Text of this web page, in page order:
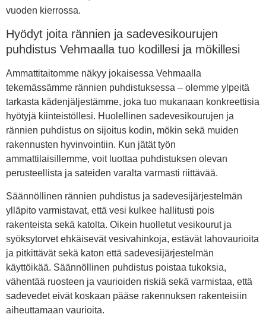
vuoden kierrossa.
Hyödyt joita rännien ja sadevesikourujen
puhdistus Vehmaalla tuo kodillesi ja mökillesi
Ammattitaitomme näkyy jokaisessa Vehmaalla
tekemässämme rännien puhdistuksessa – olemme ylpeitä
tarkasta kädenjäljestämme, joka tuo mukanaan konkreettisia
hyötyjä kiinteistöllesi. Huolellinen sadevesikourujen ja
rännien puhdistus on sijoitus kodin, mökin sekä muiden
rakennusten hyvinvointiin. Kun jätät työn
ammattilaisillemme, voit luottaa puhdistuksen olevan
perusteellista ja sateiden varalta varmasti riittävää.
Säännöllinen rännien puhdistus ja sadevesijärjestelmän
ylläpito varmistavat, että vesi kulkee hallitusti pois
rakenteista sekä katolta. Oikein huolletut vesikourut ja
syöksytorvet ehkäisevät vesivahinkoja, estävät lahovaurioita
ja pitkittävät sekä katon että sadevesijärjestelmän
käyttöikää. Säännöllinen puhdistus poistaa tukoksia,
vähentää ruosteen ja vaurioiden riskiä sekä varmistaa, että
sadevedet eivät koskaan pääse rakennuksen rakenteisiin
aiheuttamaan vaurioita.